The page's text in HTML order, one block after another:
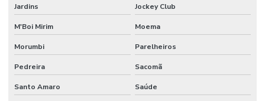
Escritório de construção comercial em campinas
Escritório de construção industrial
Escritório de construção industrial em campinas
Escritório de engenharia e arquitetura
Escritório de engenharia em campinas
Jardins Jockey Club
M'Boi Mirim Moema
Morumbi Parelheiros
Pedreira Sacomã
Santo Amaro Saúde